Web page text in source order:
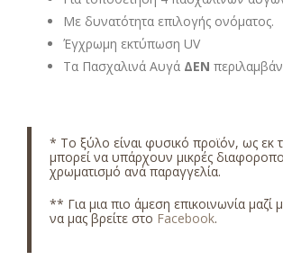
Με δυνατότητα επιλογής ονόματος.
Έγχρωμη εκτύπωση UV
Τα Πασχαλινά Αυγά ΔΕΝ
* Το ξύλο είναι φυσικό προϊόν, ως εκ
μπορεί να υπάρχουν μικρές
χρωματισμό ανά παραγγελία.
** Για μια πιο άμεση επικοινωνία μαζί
να μας βρείτε στο Facebook.